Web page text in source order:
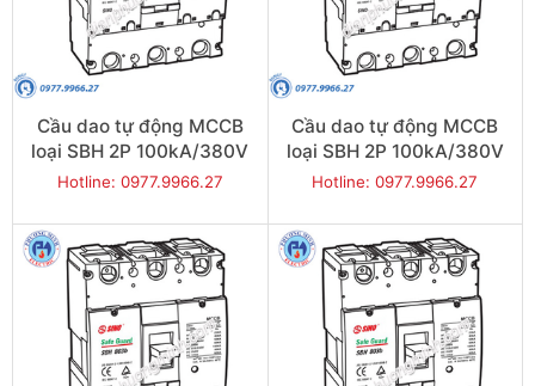
Cầu dao tự động MCCB
loại SBH 2P 100kA/380V
800A - Model
Hotline: 0977.9966.27
Cầu dao tự động MCCB
loại SBH 2P 100kA/380V
700A - Model
Hotline: 0977.9966.27